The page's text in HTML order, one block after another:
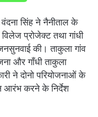
सिंह ने नैनीताल के
विलेज प्रोजेक्ट तथा गांधी
की। ताकुला गांव
और गाँधी ताकुला
ने दोनो परियोजनाओं के
आरंभ करने के निर्देश